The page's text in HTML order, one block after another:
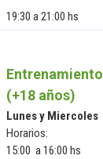
19:30 a 21:00 hs
(+18 años)
Lunes y Miercoles
Horarios:
15:00 a 16:00 hs